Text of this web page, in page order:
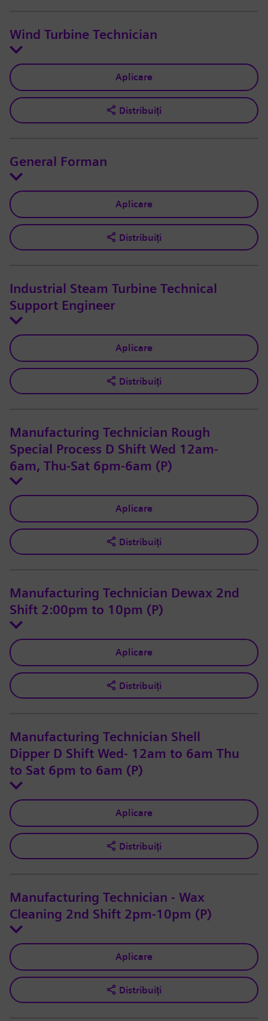
Wind Turbine Technician
Aplicare
Distribuiți
General Forman
Aplicare
Distribuiți
Industrial Steam Turbine Technical
Support Engineer
Aplicare
Distribuiți
Manufacturing Technician Rough
Special Process D Shift Wed 12am-
6am, Thu-Sat 6pm-6am (P)
Aplicare
Distribuiți
Manufacturing Technician Dewax 2nd
Shift 2:00pm to 10pm (P)
Aplicare
Distribuiți
Manufacturing Technician Shell
Dipper D Shift Wed- 12am to 6am Thu
to Sat 6pm to 6am (P)
Aplicare
Distribuiți
Manufacturing Technician - Wax
Cleaning 2nd Shift 2pm-10pm (P)
Aplicare
Distribuiți